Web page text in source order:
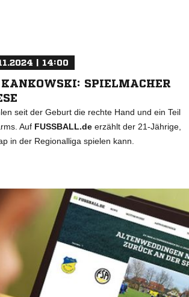
| 14:00
KANKOWSKI: SPIELMACHER
seit der Geburt die rechte Hand und ein Teil
Auf FUSSBALL.de erzählt der 21-Jährige,
in der Regionalliga spielen kann.